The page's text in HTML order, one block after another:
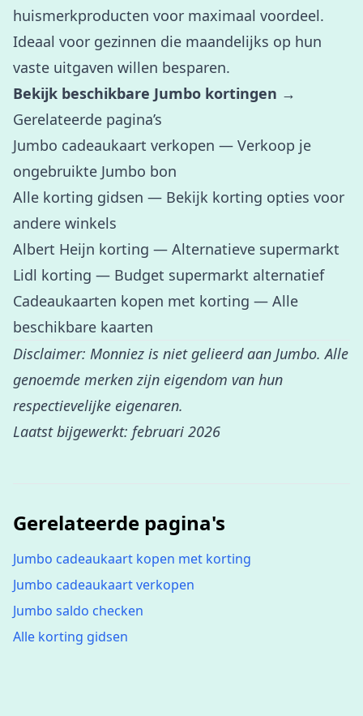
huismerkproducten voor maximaal voordeel.
Ideaal voor gezinnen die maandelijks op hun
vaste uitgaven willen besparen.
Bekijk beschikbare Jumbo kortingen →
Gerelateerde pagina’s
Jumbo cadeaukaart verkopen — Verkoop je
ongebruikte Jumbo bon
Alle korting gidsen — Bekijk korting opties voor
andere winkels
Albert Heijn korting — Alternatieve supermarkt
Lidl korting — Budget supermarkt alternatief
Cadeaukaarten kopen met korting — Alle
beschikbare kaarten
Disclaimer: Monniez is niet gelieerd aan Jumbo. Alle
genoemde merken zijn eigendom van hun
respectievelijke eigenaren.
Laatst bijgewerkt: februari 2026
Gerelateerde pagina's
Jumbo cadeaukaart kopen met korting
Jumbo cadeaukaart verkopen
Jumbo saldo checken
Alle korting gidsen